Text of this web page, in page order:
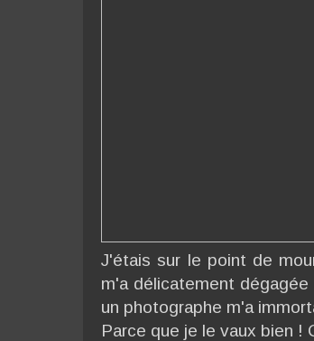
J'étais sur le point de
m'a délicatement
un photographe m'a
Parce que je le vaux bien